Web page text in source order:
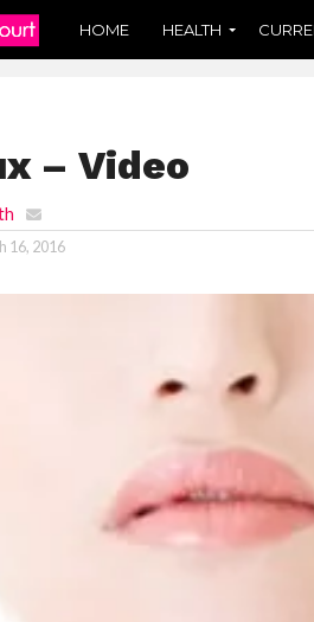
HOME HEALTH
– Video
16, 2016